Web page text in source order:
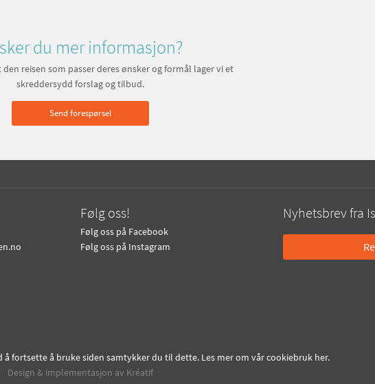
du mer informasjon?
reisen som passer deres ønsker og formål lager vi et
skreddersydd forslag og tilbud.
Send forespørsel
Følg oss!
Følg oss på Facebook
Følg oss på Instagram
Nyhetsbrev fra
å fortsette å bruke siden samtykker du til dette. Les mer om vår cookiebruk her.
Design & implementasjon av Kréatif